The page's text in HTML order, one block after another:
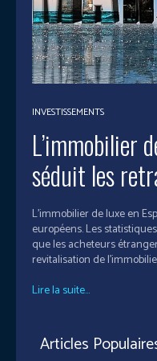
INVESTISSEMENTS
L’immobilier
séduit les
L’immobilier de luxe en
européens. Les
que les acheteurs
revitalisation de
Lire la suite...
Articles